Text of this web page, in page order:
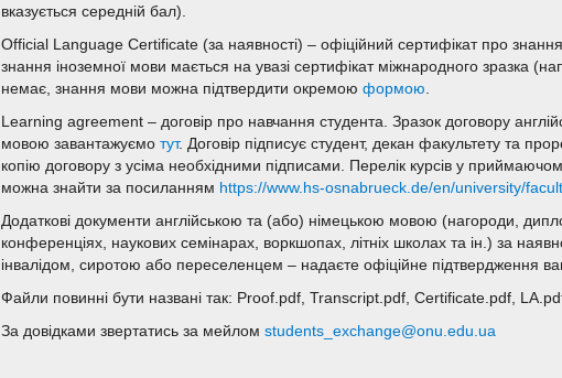
вказується середній бал).
Official Language Certificate (за наявності) – офіційний сертифікат про
знання іноземної мови мається на увазі сертифікат міжнародного зразка
немає, знання мови можна підтвердити окремоюформою.
Learning agreement – договір про навчання студента. Зразок договору
мовою завантажуємотут. Договір підписує студент, декан факультету та
копію договору з усіма необхідними підписами. Перелік курсів у
можна знайти за посиланням https://www.hs-osnabrueck.de/en/university/
Додаткові документи англійською та (або) німецькою мовою (нагороди,
конференціях, наукових семінарах, воркшопах, літніх школах та ін.) за
інвалідом, сиротою або переселенцем – надаєте офіційне підтвердження
Файли повинні бути названі так: Proof.pdf, Transcript.pdf, Certificate.pdf,
За довідками звертатись за мейломstudents_exchange@onu.edu.ua